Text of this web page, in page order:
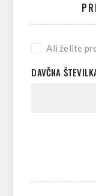
Ali želite
DAVČNA